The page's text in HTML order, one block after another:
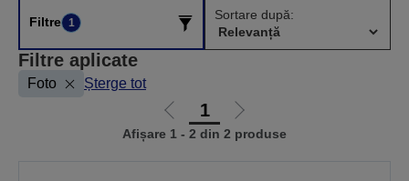
Filtre 1
Sortare după:
Filtre aplicate
Foto Șterge tot
Mergi
la
1
Mergi
la
Afișare 1 - 2 din 2 produse